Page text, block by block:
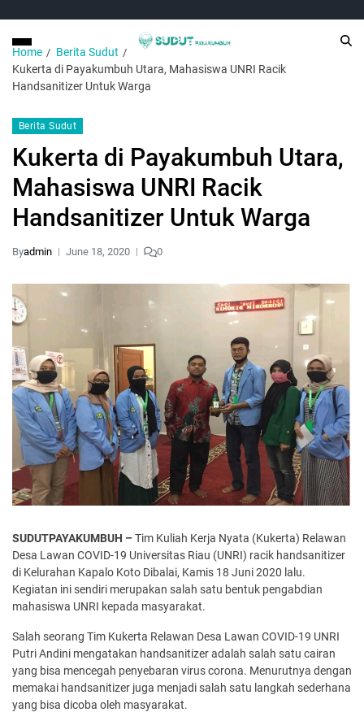
Home
Berita Sudut
Kukerta di Payakumbuh Utara, Mahasiswa UNRI Racik
Handsanitizer Untuk Warga
Berita Sudut
Kukerta di Payakumbuh Utara,
Mahasiswa UNRI Racik
Handsanitizer Untuk Warga
Byadmin June 18, 2020 0
SUDUTPAYAKUMBUH – Tim Kuliah Kerja Nyata (Kukerta) Relawan
Desa Lawan COVID-19 Universitas Riau (UNRI) racik handsanitizer
di Kelurahan Kapalo Koto Dibalai, Kamis 18 Juni 2020 lalu.
Kegiatan ini sendiri merupakan salah satu bentuk pengabdian
mahasiswa UNRI kepada masyarakat.
Salah seorang Tim Kukerta Relawan Desa Lawan COVID-19 UNRI
Putri Andini mengatakan handsanitizer adalah salah satu cairan
yang bisa mencegah penyebaran virus corona. Menurutnya dengan
memakai handsanitizer juga menjadi salah satu langkah sederhana
yang bisa dicoba oleh masyarakat.